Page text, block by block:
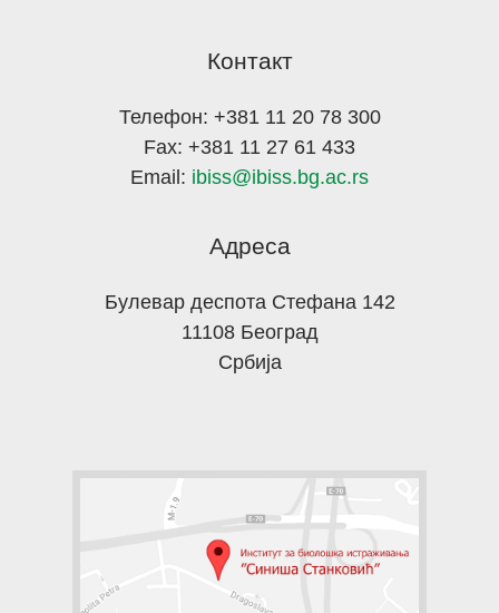
Контакт
Телефон: +381 11 20 78 300
Fax: +381 11 27 61 433
Email: ibiss@ibiss.bg.ac.rs
Адреса
Булевар деспота Стефана 142
11108 Београд
Србија